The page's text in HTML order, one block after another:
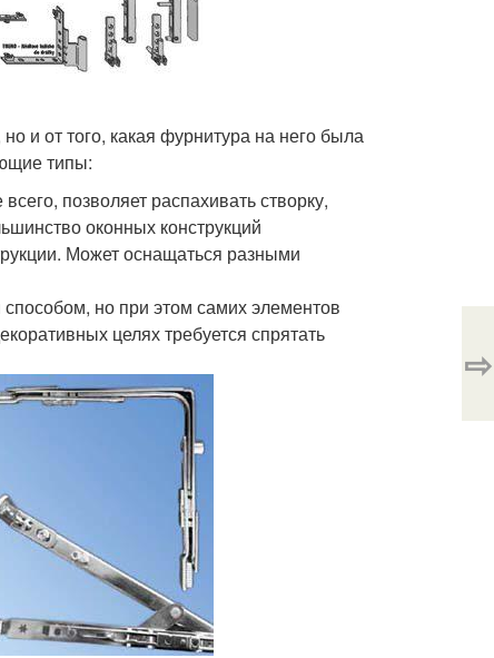
и от того, какая фурнитура на него была
типы:
позволяет распахивать створку,
оконных конструкций
Может оснащаться разными
но при этом самих элементов
целях требуется спрятать
⇨